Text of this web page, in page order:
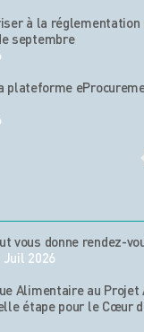
à la réglementation
septembre
plateforme
vous donne rendez-
Juil 2026
Alimentaire au
étape pour le Cœur